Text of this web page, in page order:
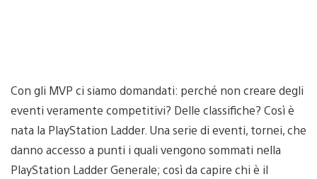
Con gli MVP ci siamo domandati: perché non creare degli
eventi veramente competitivi? Delle classifiche? Così è
nata la PlayStation Ladder. Una serie di eventi, tornei, che
danno accesso a punti i quali vengono sommati nella
PlayStation Ladder Generale; così da capire chi è il